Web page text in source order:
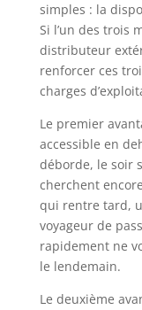
simples : la
Si l’un des trois
distributeur
renforcer ces
charges
Le premier
accessible en
déborde, le soir
cherchent
qui rentre tard,
voyageur de
rapidement ne
le lendemain.
Le deuxième